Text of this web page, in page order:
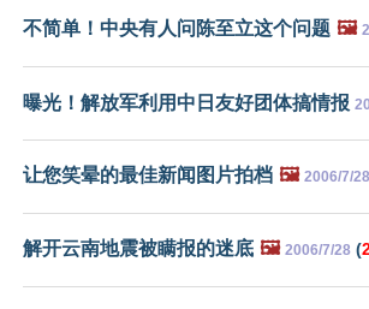
不简单！中央有人问陈至立这个问题 🖼️
曝光！解放军利用中日友好团体搞情报
让您笑晕的最佳新闻图片拍档 🖼️ 2006/7/28
解开云南地震被瞒报的迷底 🖼️ 2006/7/28 (